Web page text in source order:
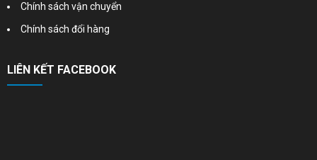
Chính sách vận chuyển
Chính sách đổi hàng
LIÊN KẾT FACEBOOK